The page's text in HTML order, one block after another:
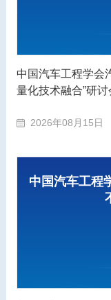
中国汽车工程学会
量化技术融合”研讨
2026年08月15日
中国汽车工程